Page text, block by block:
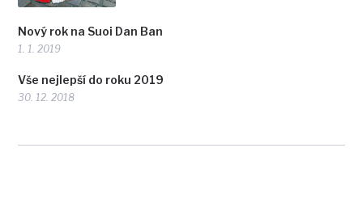
Nový rok na Suoi Dan Ban
1. 1. 2019
Vše nejlepší do roku 2019
30. 12. 2018